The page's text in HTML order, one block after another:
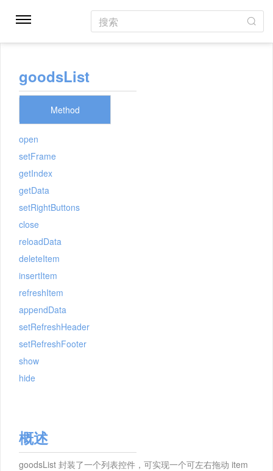
搜索
goodsList
Method
open
setFrame
getIndex
getData
setRightButtons
close
reloadData
deleteItem
insertItem
refreshItem
appendData
setRefreshHeader
setRefreshFooter
show
hide
概述
goodsList 封装了一个列表控件，可实现一个可左右拖动 item